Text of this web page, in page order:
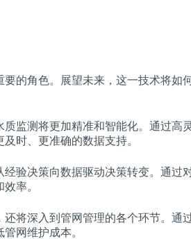
的角色。展望未来，这一技术将如
质监测将更加精准和智能化。通过高
时、更准确的数据支持。
经验决策向数据驱动决策转变。通过
率。
还将深入到管网管理的各个环节。通
网维护成本。